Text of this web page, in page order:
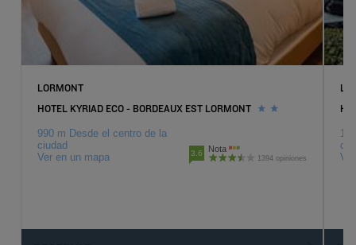
LORMONT
HOTEL KYRIAD ECO - BORDEAUX EST LORMONT
990 m Desde el centro de la
ciudad
Ver en un mapa
3.6 Nota
1394 opiniones